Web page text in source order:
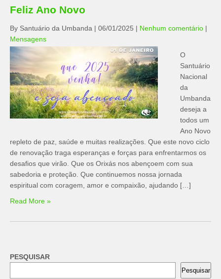
Feliz Ano Novo
By Santuário da Umbanda | 06/01/2025 | Nenhum comentário |
Mensagens
O
Santuário
Nacional
da
Umbanda
deseja a
todos um
Ano Novo
repleto de paz, saúde e muitas realizações. Que este novo ciclo
de renovação traga esperanças e forças para enfrentarmos os
desafios que virão. Que os Orixás nos abençoem com sua
sabedoria e proteção. Que continuemos nossa jornada
espiritual com coragem, amor e compaixão, ajudando […]
Read More »
PESQUISAR
Pesquisar